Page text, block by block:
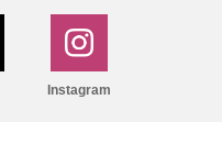
Instagram